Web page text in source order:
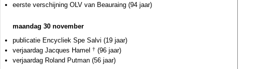
eerste verschijning OLV van Beauraing (94 jaar)
maandag 30 november
publicatie Encycliek Spe Salvi (19 jaar)
verjaardag Jacques Hamel
† (96 jaar)
verjaardag Roland Putman (56 jaar)